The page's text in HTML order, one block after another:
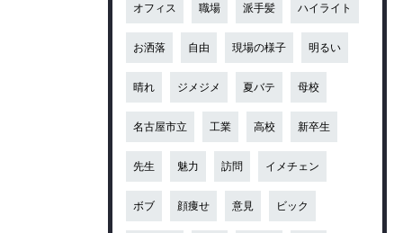
オフィス 職場 派手髪 ハイライト
お洒落 自由 現場の様子 明るい
晴れ ジメジメ 夏バテ 母校
名古屋市立 工業 高校 新卒生
先生 魅力 訪問 イメチェン
ボブ 顔痩せ 意見 ビック